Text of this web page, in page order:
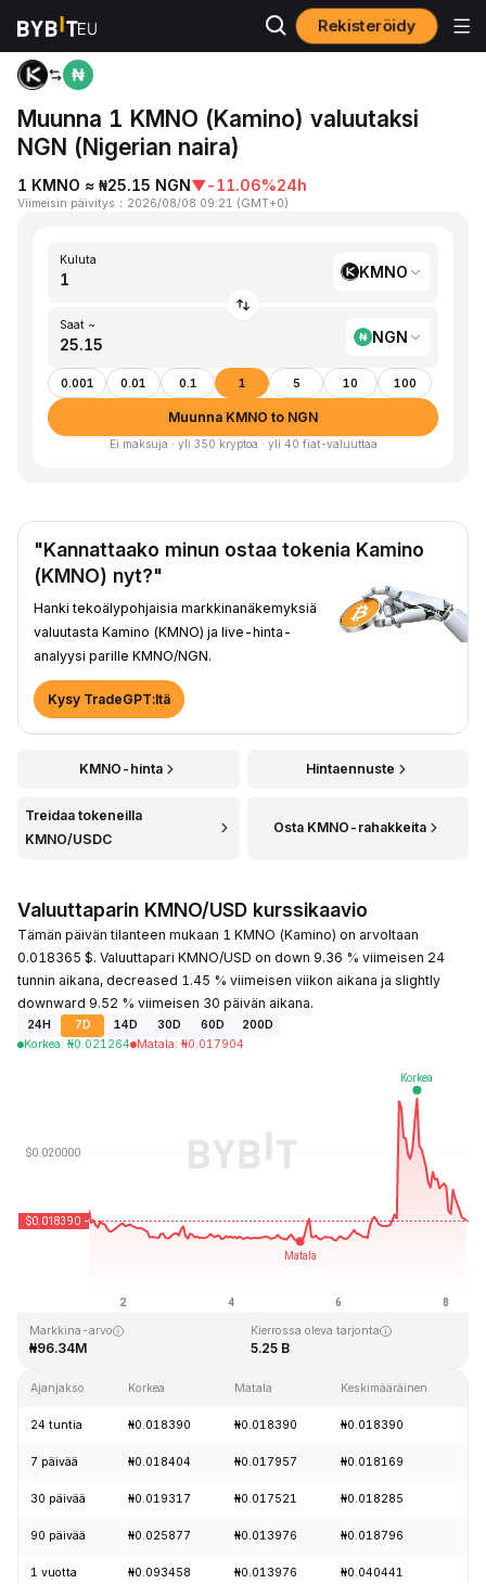
Rekisteröidy
Koti KMNO to NGN
Muunna 1 KMNO (Kamino) valuutaksi
NGN (Nigerian naira)
1 KMNO ≈ ₦25.15 NGN▼-11.06%24h
Viimeisin päivitys ： 2026/08/08 09:21 (GMT+0)
Kuluta
KMNO
Saat ~
NGN
0.001 0.01 0.1 1 5 10 100
Muunna KMNO to NGN
Ei maksuja · yli 350 kryptoa · yli 40 fiat-valuuttaa
"Kannattaako minun ostaa tokenia Kamino
(KMNO) nyt?"
Hanki tekoälypohjaisia markkinanäkemyksiä
valuutasta Kamino (KMNO) ja live-hinta-
analyysi parille KMNO/NGN.
Kysy TradeGPT:ltä
KMNO-hinta Hintaennuste
Treidaa tokeneilla
KMNO/USDC
Osta KMNO-rahakkeita
Valuuttaparin KMNO/USD kurssikaavio
Tämän päivän tilanteen mukaan 1 KMNO (Kamino) on arvoltaan
0.018365 $. Valuuttapari KMNO/USD on down 9.36 % viimeisen 24
tunnin aikana, decreased 1.45 % viimeisen viikon aikana ja slightly
downward 9.52 % viimeisen 30 päivän aikana.
24H 7D 14D 30D 60D
200D
Korkea: ₦0.021264 Matala: ₦0.017904
Viimeksi päivitetty: 2026-08-08 klo 09:21 GMT+0
Markkina-arvo
₦96.34M
Kierrossa oleva tarjonta
5.25 B
Ajanjakso Korkea Matala Keskimääräinen
24 tuntia ₦0.018390 ₦0.018390 ₦0.018390
7 päivää ₦0.018404 ₦0.017957 ₦0.018169
30 päivää ₦0.019317 ₦0.017521 ₦0.018285
90 päivää ₦0.025877 ₦0.013976 ₦0.018796
1 vuotta ₦0.093458 ₦0.013976 ₦0.040441